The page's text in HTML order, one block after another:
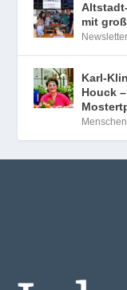
mit
Newsletter
Karl-
Houck
Menschen